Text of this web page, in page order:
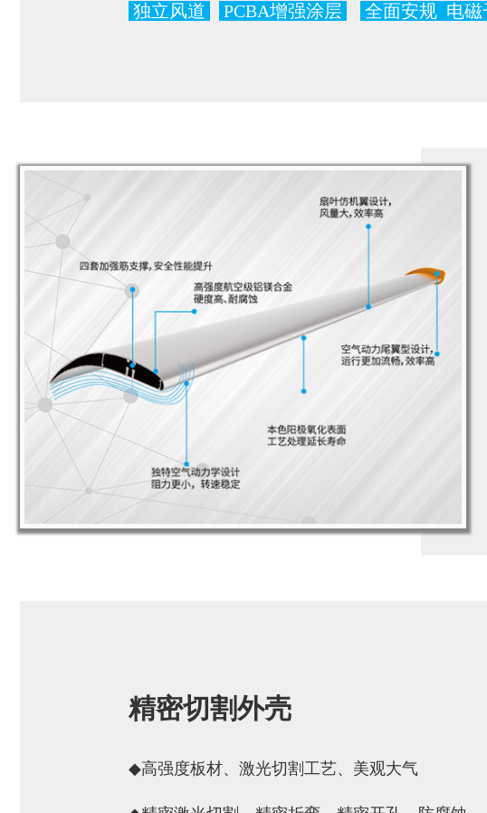
独立风道 PCBA增强涂层 全面安规 电磁
精密切割外壳
◆高强度板材、激光切割工艺、美观大气